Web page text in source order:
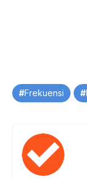
TagFrekuensi